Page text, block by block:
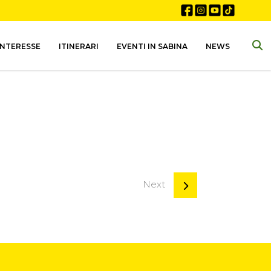
ITINERARI EVENTI IN SABINA NEWS
Next